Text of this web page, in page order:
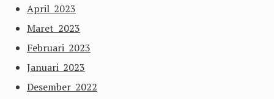
April 2023
Maret 2023
Februari 2023
Januari 2023
Desember 2022